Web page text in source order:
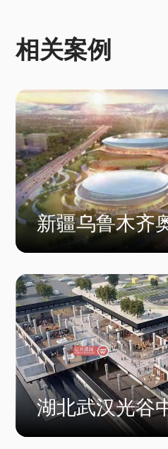
相关案例
新疆乌鲁木齐
湖北武汉光谷
间